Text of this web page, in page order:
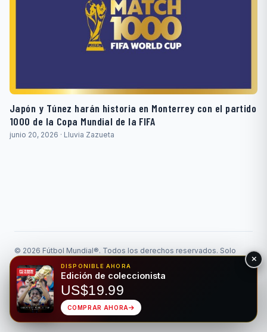
Japón y Túnez harán historia en Monterrey con el partido
1000 de la Copa Mundial de la FIFA
junio 20, 2026 · Lluvia Zazueta
© 2026 Fútbol Mundial®. Todos los derechos reservados. Solo
para fines de entretenimiento. Por favor, apuesta de forma
responsable.
Juego ResponsablePrivacidad
Hecho para el deporte rey • Bilingüe EN/ES
DISPONIBLE AHORA
Edición de coleccionista
US$19.99
COMPRAR AHORA